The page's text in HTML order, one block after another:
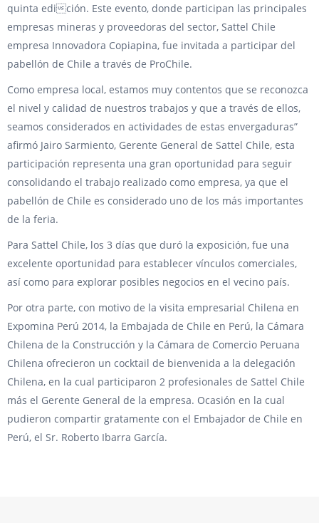
quinta edición. Este evento, donde participan las principales
empresas mineras y proveedoras del sector, Sattel Chile
empresa Innovadora Copiapina, fue invitada a participar del
pabellón de Chile a través de ProChile.
Como empresa local, estamos muy contentos que se reconozca
el nivel y calidad de nuestros trabajos y que a través de ellos,
seamos considerados en actividades de estas envergaduras”
afirmó Jairo Sarmiento, Gerente General de Sattel Chile, esta
participación representa una gran oportunidad para seguir
consolidando el trabajo realizado como empresa, ya que el
pabellón de Chile es considerado uno de los más importantes
de la feria.
Para Sattel Chile, los 3 días que duró la exposición, fue una
excelente oportunidad para establecer vínculos comerciales,
así como para explorar posibles negocios en el vecino país.
Por otra parte, con motivo de la visita empresarial Chilena en
Expomina Perú 2014, la Embajada de Chile en Perú, la Cámara
Chilena de la Construcción y la Cámara de Comercio Peruana
Chilena ofrecieron un cocktail de bienvenida a la delegación
Chilena, en la cual participaron 2 profesionales de Sattel Chile
más el Gerente General de la empresa. Ocasión en la cual
pudieron compartir gratamente con el Embajador de Chile en
Perú, el Sr. Roberto Ibarra García.